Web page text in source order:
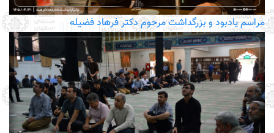
مراسم یادبود و بزرگداشت مرحوم دکتر فرهاد فضیله